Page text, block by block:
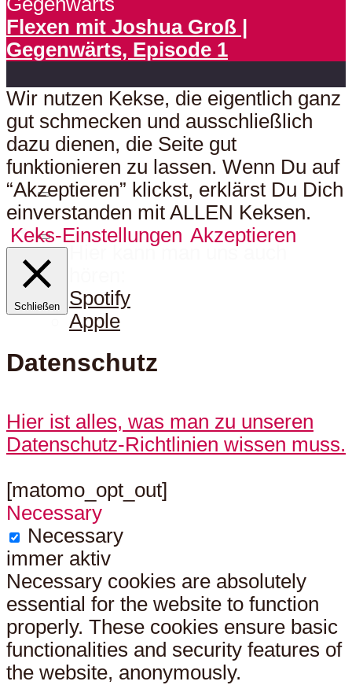
Flexen mit Joshua Groß |
Gegenwärts, Episode 1
Hier kann man uns auch
Spotify
Apple
Wir nutzen Kekse, die eigentlich ganz
gut schmecken und ausschließlich
dazu dienen, die Seite gut
funktionieren zu lassen. Wenn Du auf
“Akzeptieren” klickst, erklärst Du Dich
einverstanden mit ALLEN Keksen.
Keks-Einstellungen Akzeptieren
Schließen
Datenschutz
Hier ist alles, was man zu unseren
Datenschutz-Richtlinien wissen muss.
[matomo_opt_out]
Necessary
Necessary
immer aktiv
Necessary cookies are absolutely
essential for the website to function
properly. These cookies ensure basic
functionalities and security features of
the website, anonymously.